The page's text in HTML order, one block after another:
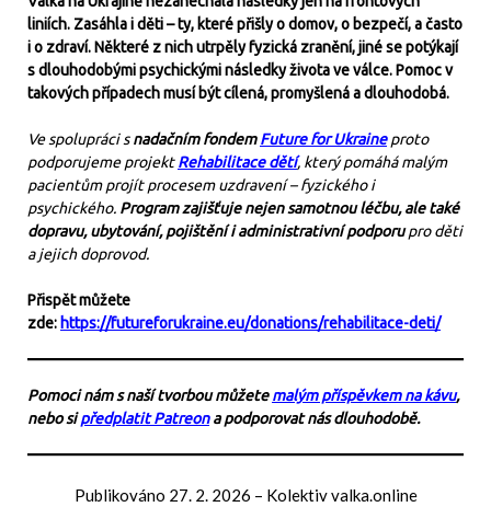
liniích. Zasáhla i děti – ty, které přišly o domov, o bezpečí, a často
i o zdraví. Některé z nich utrpěly fyzická zranění, jiné se potýkají
s dlouhodobými psychickými následky života ve válce. Pomoc v
takových případech musí být cílená, promyšlená a dlouhodobá.
Ve spolupráci snadačním fondemFuture for Ukraineproto
podporujeme projektRehabilitace dětí, který pomáhá malým
pacientům projít procesem uzdravení – fyzického i
psychického. Program zajišťuje nejen samotnou léčbu, ale také
dopravu, ubytování, pojištění i administrativní podporupro děti
a jejich doprovod.
Přispět můžete
zde: https://futureforukraine.eu/donations/rehabilitace-deti/
Pomoci nám s naší tvorbou můžetemalým příspěvkem na kávu,
nebo sipředplatit Patreona podporovat nás dlouhodobě.
Publikováno 27. 2. 2026 – Kolektiv valka.online